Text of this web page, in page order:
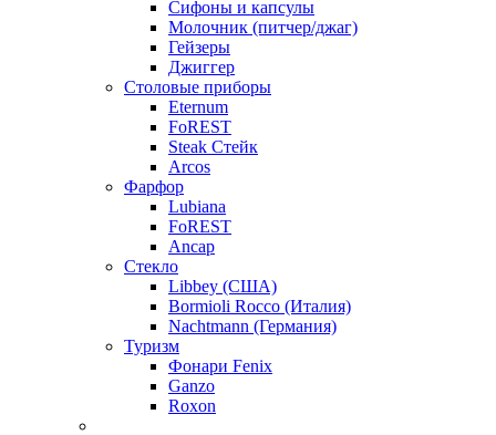
Сифоны и капсулы
Молочник (питчер/джаг)
Гейзеры
Джиггер
Столовые приборы
Eternum
FoREST
Steak Стейк
Arcos
Фарфор
Lubiana
FoREST
Ancap
Стекло
Libbey (США)
Bormioli Rocco (Италия)
Nachtmann (Германия)
Туризм
Фонари Fenix
Ganzo
Roxon